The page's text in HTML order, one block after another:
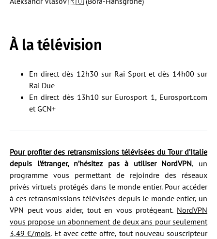
À la télévision
En direct dès 12h30 sur Rai Sport et dès 14h00 sur
Rai Due
En direct dès 13h10 sur Eurosport 1, Eurosport.com
et GCN+
Pour profiter des retransmissions télévisées du Tour d’Italie
depuis l’étranger, n’hésitez pas à utiliser NordVPN, un
programme vous permettant de rejoindre des réseaux
privés virtuels protégés dans le monde entier. Pour accéder
à ces retransmissions télévisées depuis le monde entier, un
VPN peut vous aider, tout en vous protégeant. NordVPN
vous propose un abonnement de deux ans pour seulement
3,49 €/mois. Et avec cette offre, tout nouveau souscripteur